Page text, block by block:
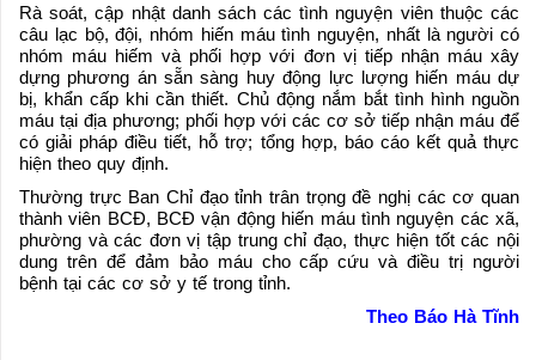
Rà soát, cập nhật danh sách các tình nguyện viên thuộc các
câu lạc bộ, đội, nhóm hiến máu tình nguyện, nhất là người có
nhóm máu hiếm và phối hợp với đơn vị tiếp nhận máu xây
dựng phương án sẵn sàng huy động lực lượng hiến máu dự
bị, khẩn cấp khi cần thiết. Chủ động nắm bắt tình hình nguồn
máu tại địa phương; phối hợp với các cơ sở tiếp nhận máu để
có giải pháp điều tiết, hỗ trợ; tổng hợp, báo cáo kết quả thực
hiện theo quy định.
Thường trực Ban Chỉ đạo tỉnh trân trọng đề nghị các cơ quan
thành viên BCĐ, BCĐ vận động hiến máu tình nguyện các xã,
phường và các đơn vị tập trung chỉ đạo, thực hiện tốt các nội
dung trên để đảm bảo máu cho cấp cứu và điều trị người
bệnh tại các cơ sở y tế trong tỉnh.
Theo Báo Hà Tĩnh